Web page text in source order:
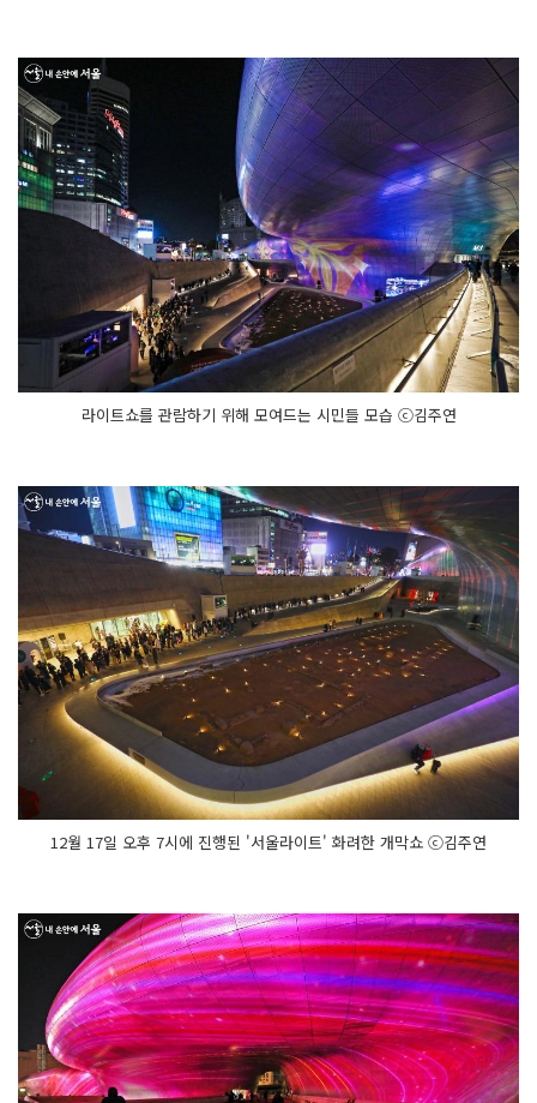
라이트쇼를 관람하기 위해 모여드는 시민들 모습 ⓒ김주연
12월 17일 오후 7시에 진행된 '서울라이트' 화려한 개막쇼 ⓒ김주연